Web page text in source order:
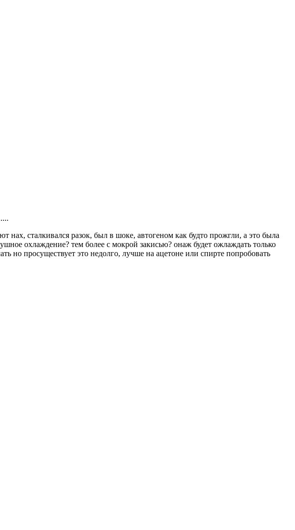
сталкивался разок, был в шоке, автогеном как будто прожгли, а это была
охлаждение? тем более с мокрой закисью? онаж будет ожлаждать только
но просуществует это недолго, лучше на ацетоне или спирте попробовать